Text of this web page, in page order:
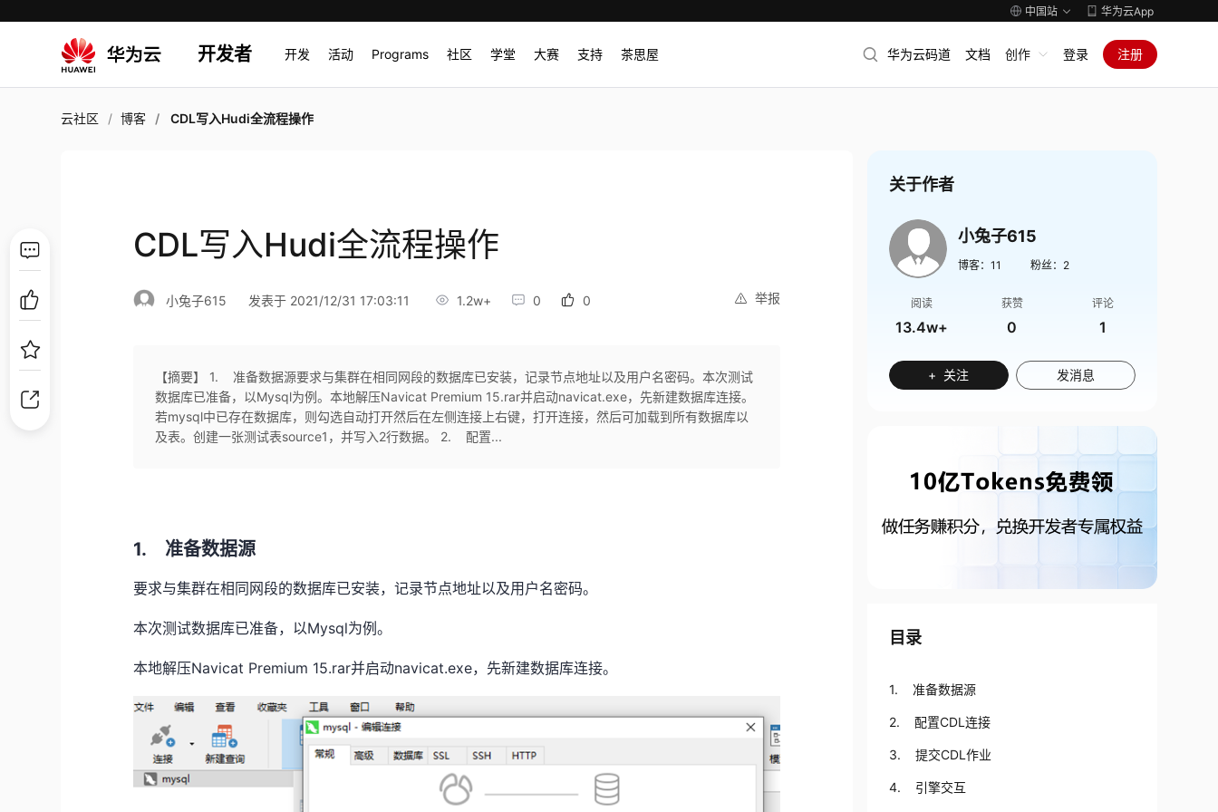
中国站 华为云App
开发者 开发 活动 Programs 社区 学堂 大赛 支持 茶思屋 华为云码道 文档 创作 登录 注册
云社区 博客 CDL写入Hudi全流程操作
CDL写入Hudi全流程操作
举报
小兔子615 发表于 2021/12/31 17:03:11 1.2w+ 0 0
【摘要】 1. 准备数据源要求与集群在相同网段的数据库已安装，记录节点地址以及用户名密码。本次测试
数据库已准备，以Mysql为例。本地解压Navicat Premium 15.rar并启动navicat.exe，先新建数据库连接。
若mysql中已存在数据库，则勾选自动打开然后在左侧连接上右键，打开连接，然后可加载到所有数据库以
及表。创建一张测试表source1，并写入2行数据。 2. 配置...
1. 准备数据源
要求与集群在相同网段的数据库已安装，记录节点地址以及用户名密码。
本次测试数据库已准备，以Mysql为例。
本地解压Navicat Premium 15.rar并启动navicat.exe，先新建数据库连接。
关于作者
小兔子615
博客： 11 粉丝： 2
阅读
13.4w+
获赞
0
评论
1
+ 关注 发消息
目录
1. 准备数据源
2. 配置CDL连接
3. 提交CDL作业
4. 引擎交互